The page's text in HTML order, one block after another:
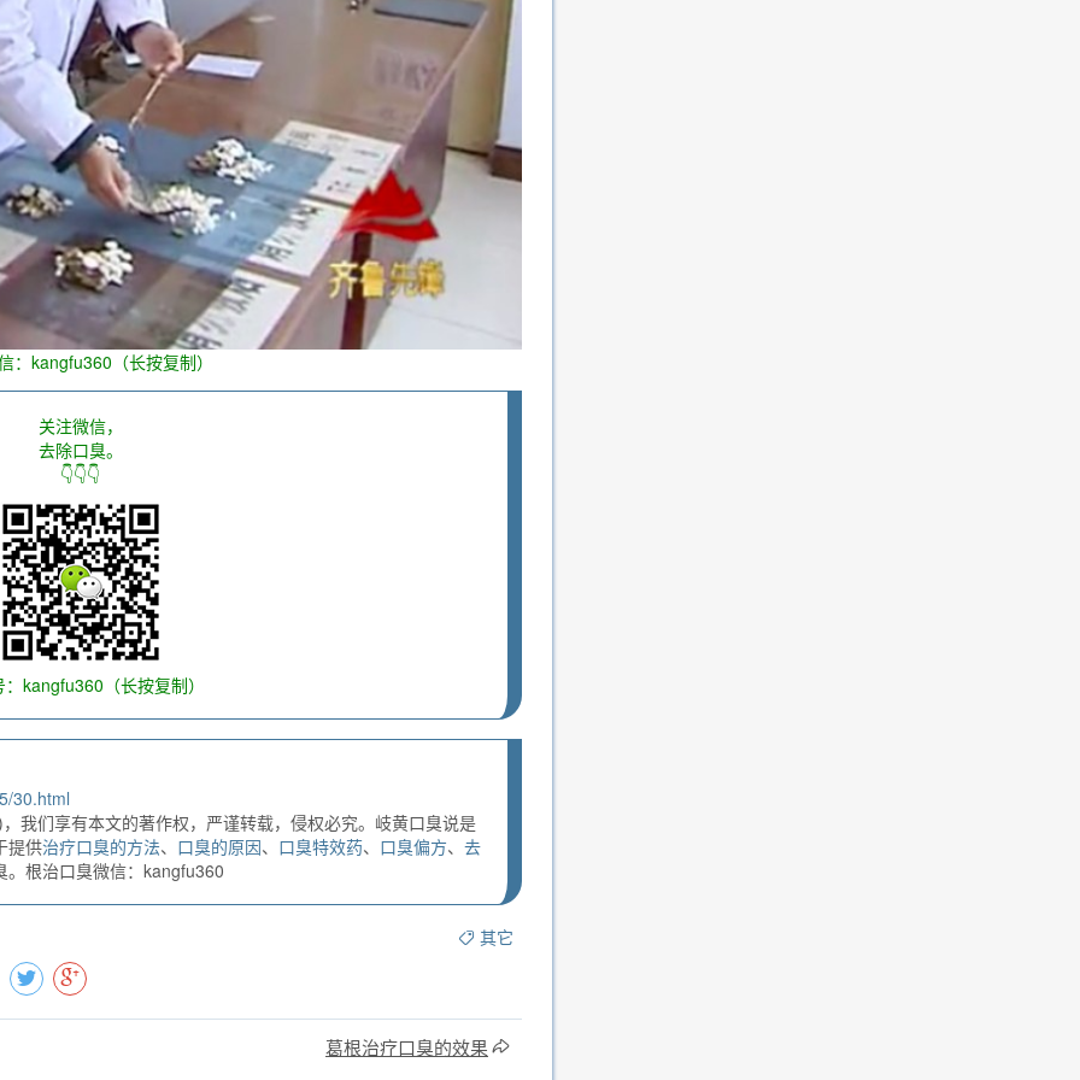
：kangfu360（长按复制）
关注微信，
去除口臭。
👇👇👇
kangfu360（长按复制）
30.html
我们享有本文的著作权，严谨转载，侵权必究。岐黄口臭说是
提供治疗口臭的方法、 口臭的原因、 口臭特效药、 口臭偏方、 去
根治口臭微信：kangfu360
其它
葛根治疗口臭的效果